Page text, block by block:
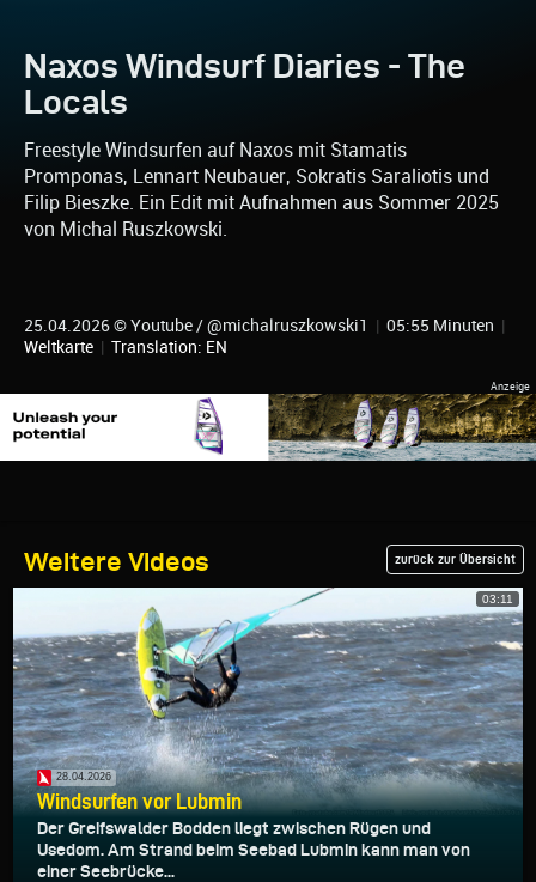
Naxos Windsurf Diaries - The
Locals
Freestyle Windsurfen auf Naxos mit Stamatis
Promponas, Lennart Neubauer, Sokratis Saraliotis und
Filip Bieszke. Ein Edit mit Aufnahmen aus Sommer 2025
von Michal Ruszkowski.
25.04.2026 © Youtube / @michalruszkowski1 | 05:55 Minuten |
Weltkarte | Translation: EN
Weitere Videos zurück zur Übersicht
03:11
28.04.2026
Windsurfen vor Lubmin
Der Greifswalder Bodden liegt zwischen Rügen und
Usedom. Am Strand beim Seebad Lubmin kann man von
einer Seebrücke...